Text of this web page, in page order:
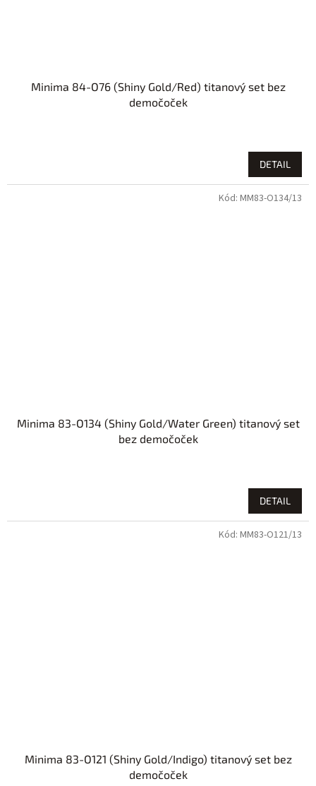
Minima 84-O76 (Shiny Gold/Red) titanový set bez
demočoček
DETAIL
Minima 83-O134 (Shiny Gold/Water Green) titanový set
bez demočoček
DETAIL
Kód: MM83-O134/13
Minima 83-O121 (Shiny Gold/Indigo) titanový set bez
demočoček
Kód: MM83-O121/13